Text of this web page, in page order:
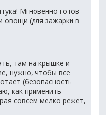
Мгновенно готов
овощи (для зажарки в
там на крышке и
нужно, чтобы все
(безопасность
как применить
совсем мелко режет,